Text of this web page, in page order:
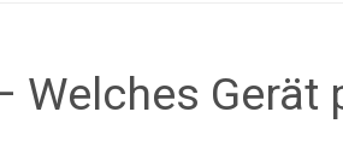
Welches Gerät